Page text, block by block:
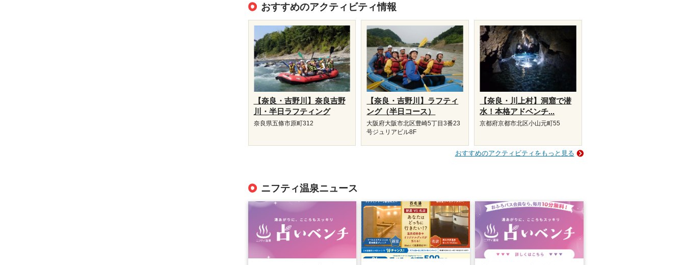
おすすめのアクティビティ情報
【奈良・吉野川】奈良吉野
川・半日ラフティング
奈良県五條市原町312
【奈良・吉野川】ラフティ
ング（半日コース）
大阪府大阪市北区豊崎5丁目3番23
号ジュリアビル8F
【奈良・川上村】洞窟で潜
水！本格アドベンチ...
京都府京都市北区小山元町55
おすすめのアクティビティをもっと見る
ニフティ温泉ニュース